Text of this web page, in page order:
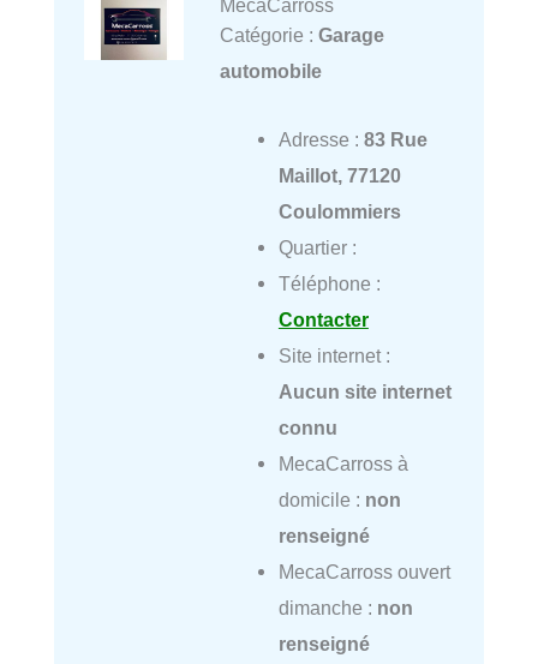
MecaCarross
Catégorie : Garage
automobile
Adresse : 83 Rue
Maillot, 77120
Coulommiers
Quartier :
Téléphone :
Contacter
Site internet :
Aucun site internet
connu
MecaCarross à
domicile : non
renseigné
MecaCarross ouvert
dimanche : non
renseigné